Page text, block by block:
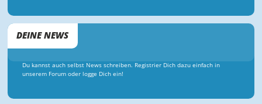
DEINE NEWS
Du kannst auch selbst News schreiben. Registrier Dich dazu einfach in
unserem Forum oder logge Dich ein!